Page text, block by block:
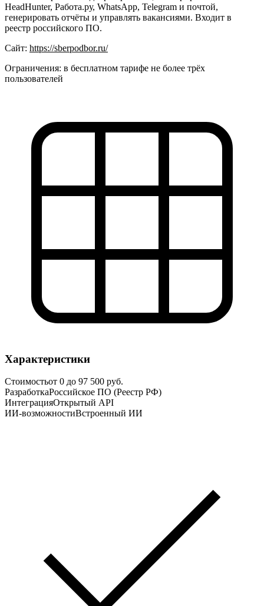
HeadHunter, Работа.ру, WhatsApp, Telegram и почтой,
генерировать отчёты и управлять вакансиями. Входит в
реестр российского ПО.
Сайт: https://sberpodbor.ru/
Ограничения: в бесплатном тарифе не более трёх
пользователей
Характеристики
Стоимостьот 0 до 97 500 руб.
РазработкаРоссийское ПО (Реестр РФ)
ИнтеграцияОткрытый API
ИИ-возможностиВстроенный ИИ